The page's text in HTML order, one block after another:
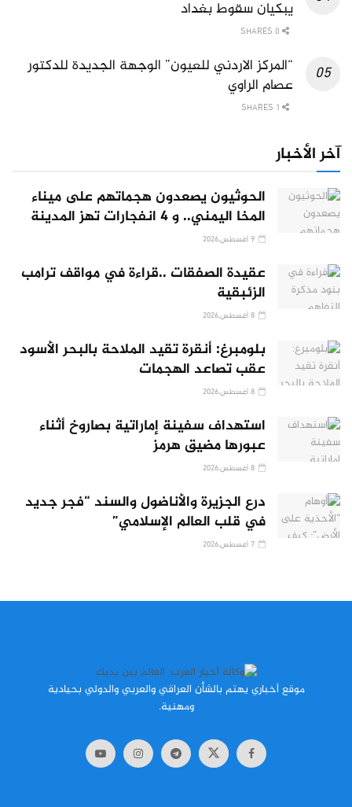
يبكيان سقوط بغداد
“المركز الاردني للعيون” الوجهة الجديدة للدكتور
عصام الراوي
آخر الأخبار
الحوثيون يصعدون هجماتهم على ميناء
المخا اليمني.. و 4 انفجارات تهز المدينة
عقيدة الصفقات ..قراءة في مواقف ترامب
الزئبقية
بلومبرغ: أنقرة تقيد الملاحة بالبحر الأسود
عقب تصاعد الهجمات
استهداف سفينة إماراتية بصاروخ أثناء
عبورها مضيق هرمز
درع الجزيرة والأناضول والسند “فجر جديد
في قلب العالم الإسلامي”
موقع أخباري يهتم بالشأن العراقي والعربي والدولي بحيادية
ومهنية.